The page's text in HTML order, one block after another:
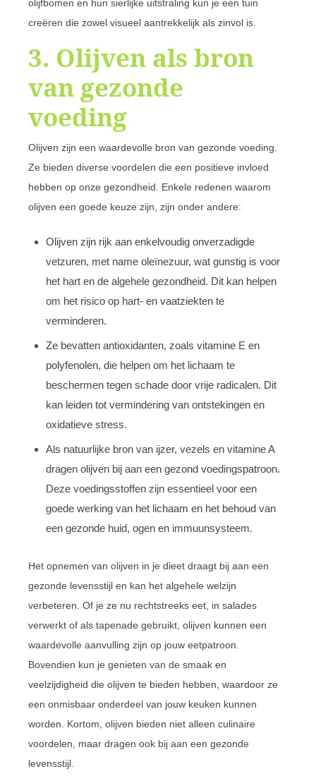
olijfbomen en hun sierlijke uitstraling kun je een tuin
creëren die zowel visueel aantrekkelijk als zinvol is.
3. Olijven als bron
van gezonde
voeding
Olijven zijn een waardevolle bron van gezonde voeding.
Ze bieden diverse voordelen die een positieve invloed
hebben op onze gezondheid. Enkele redenen waarom
olijven een goede keuze zijn, zijn onder andere:
Olijven zijn rijk aan enkelvoudig onverzadigde
vetzuren, met name oleïnezuur, wat gunstig is voor
het hart en de algehele gezondheid. Dit kan helpen
om het risico op hart- en vaatziekten te
verminderen.
Ze bevatten antioxidanten, zoals vitamine E en
polyfenolen, die helpen om het lichaam te
beschermen tegen schade door vrije radicalen. Dit
kan leiden tot vermindering van ontstekingen en
oxidatieve stress.
Als natuurlijke bron van ijzer, vezels en vitamine A
dragen olijven bij aan een gezond voedingspatroon.
Deze voedingsstoffen zijn essentieel voor een
goede werking van het lichaam en het behoud van
een gezonde huid, ogen en immuunsysteem.
Het opnemen van olijven in je dieet draagt bij aan een
gezonde levensstijl en kan het algehele welzijn
verbeteren. Of je ze nu rechtstreeks eet, in salades
verwerkt of als tapenade gebruikt, olijven kunnen een
waardevolle aanvulling zijn op jouw eetpatroon.
Bovendien kun je genieten van de smaak en
veelzijdigheid die olijven te bieden hebben, waardoor ze
een onmisbaar onderdeel van jouw keuken kunnen
worden. Kortom, olijven bieden niet alleen culinaire
voordelen, maar dragen ook bij aan een gezonde
levensstijl.